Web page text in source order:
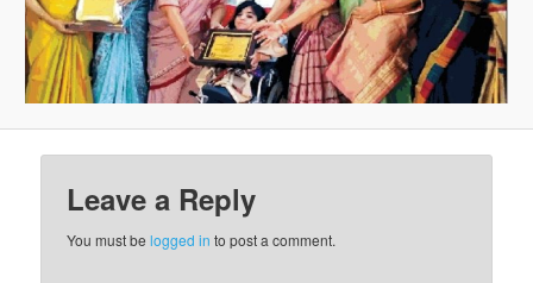
Leave a Reply
You must belogged in to post a comment.